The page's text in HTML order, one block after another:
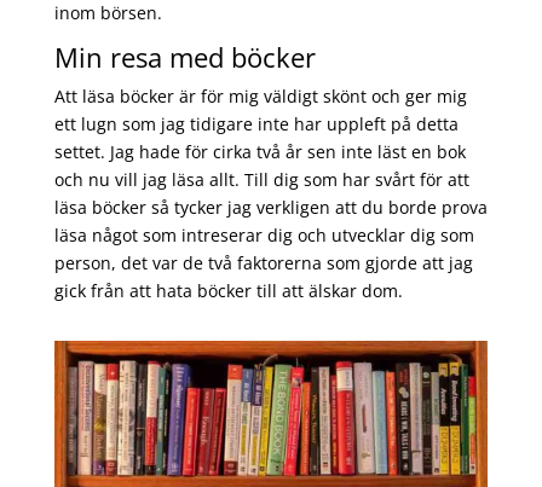
inom börsen.
Min resa med böcker
Att läsa böcker är för mig väldigt skönt och ger mig
ett lugn som jag tidigare inte har uppleft på detta
settet. Jag hade för cirka två år sen inte läst en bok
och nu vill jag läsa allt. Till dig som har svårt för att
läsa böcker så tycker jag verkligen att du borde prova
läsa något som intreserar dig och utvecklar dig som
person, det var de två faktorerna som gjorde att jag
gick från att hata böcker till att älskar dom.